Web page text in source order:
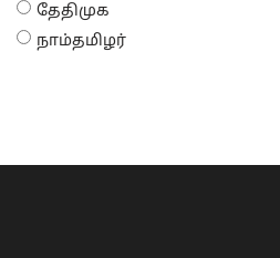
தேதிமுக
நாம்தமிழர்